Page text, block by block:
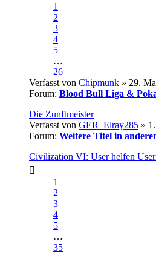
1
2
3
4
5
…
26
Verfasst von Chipmunk » 29.
Forum: Blood Bull Liga &
Die Zunftmeister
Verfasst von GER_Elray285 »
Forum: Weitere Titel in
Civilization VI: User helfen
1
2
3
4
5
…
35